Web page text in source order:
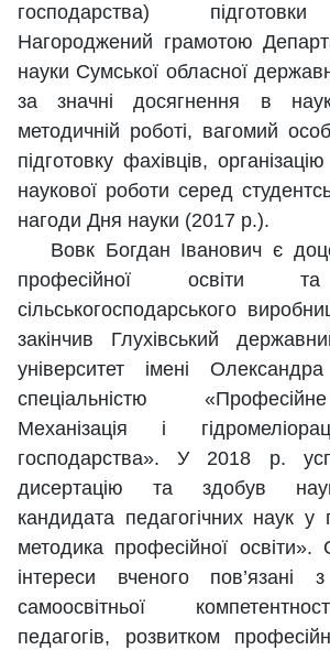
господарства)
Нагороджений грамотою
науки Сумської обласної
за значні досягнення в
методичній роботі, вагомий
підготовку фахівців,
наукової роботи серед
нагоди Дня науки (2017 р.).
Вовк Богдан Іванович є
професійної освіти та
сільськогосподарського
закінчив Глухівський
університет імені
спеціальністю
Механізація і
господарства». У 2018 р.
дисертацію та здобув
кандидата педагогічних наук у
методика професійної освіти».
інтереси вченого пов’язані
самоосвітньої
педагогів, розвитком